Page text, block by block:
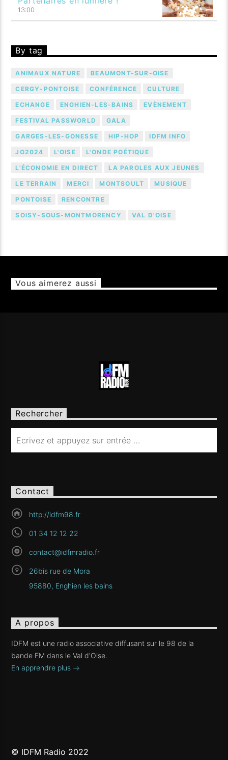
13:00
By tag
ANIMAUX NATURE BEAUMONT-SUR-OISE
CERGY-PONTOISE CONFÉRENCE CULTURE
ECHANGE ENGHIEN-LES-BAINS EVÈNEMENT
FESTIVAL PASSWORLD GALA
GARGES-LES-GONESSE HIP-HOP IDFM INFO
JO2024 L'OISE L'ONDE POÉTIQUE
L'ÉCONOMIE EN DIRECT LA PAROLES AUX JEUNES
LE TERRAIN MERCI MONTSOULT MUSIQUE
PONTOISE RENCONTRE
SOISY-SOUS-MONTMORENCY VAL D'OISE
Vous aimerez aussi
Rechercher
Contact
http://idfm98.fr
01 34 12 12 22
contact@idfmradio.fr
26bis rue de Mora
95880, Enghien les bains
A propos
IDFM est une radio associative diffusant sur le 98 de la
bande FM dans le Val d'Oise.
En apprendre plus
© IDFM Radio 2022